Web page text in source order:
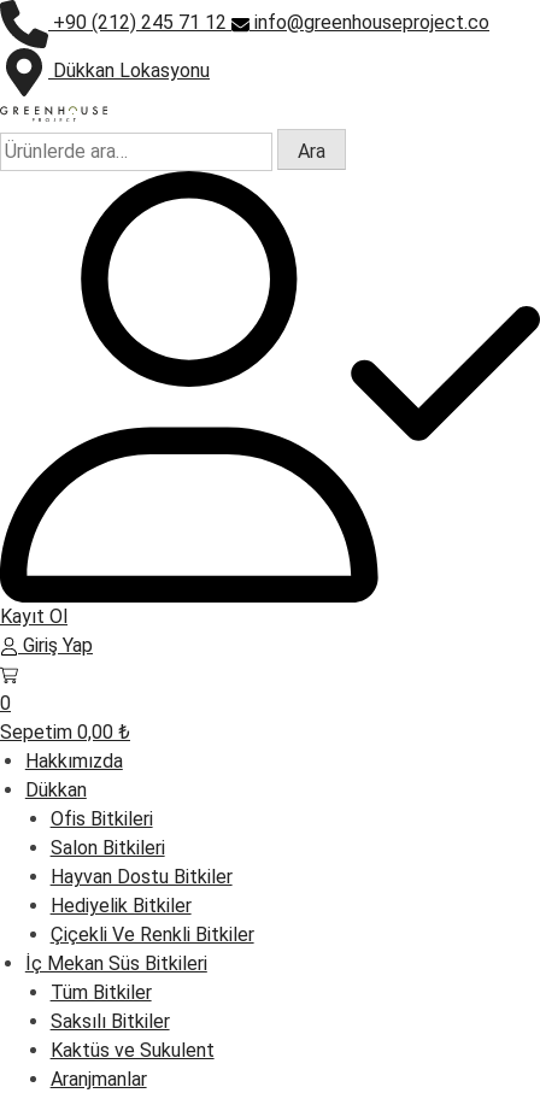
+90 (212) 245 71 12 info@greenhouseproject.co
Dükkan Lokasyonu
Ara: Ara
Kayıt Ol
Giriş Yap
0
Sepetim 0,00 ₺
Hakkımızda
Dükkan
Ofis Bitkileri
Salon Bitkileri
Hayvan Dostu Bitkiler
Hediyelik Bitkiler
Çiçekli Ve Renkli Bitkiler
İç Mekan Süs Bitkileri
Tüm Bitkiler
Saksılı Bitkiler
Kaktüs ve Sukulent
Aranjmanlar